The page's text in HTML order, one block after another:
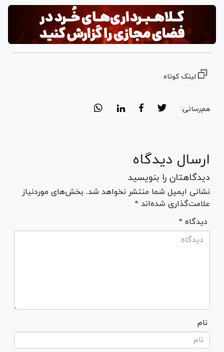
لینک کوتاه
هم‌رسانی:
ارسال دیدگاه
دیدگاهتان را بنویسید
نشانی ایمیل شما منتشر نخواهد شد. بخش‌های موردنیاز
علامت‌گذاری شده‌اند *
* دیدگاه
نام